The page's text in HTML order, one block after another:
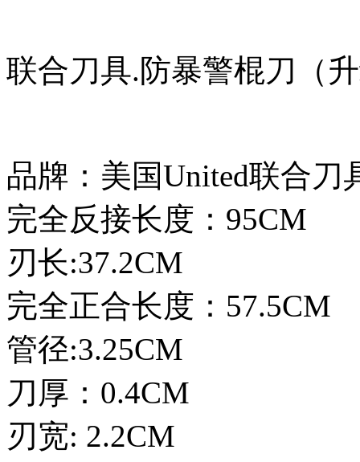
联合刀具.防暴警棍刀（
品牌：美国United联合刀
完全反接长度：95CM
刃长:37.2CM
完全正合长度：57.5CM
管径:3.25CM
刀厚：0.4CM
刃宽: 2.2CM